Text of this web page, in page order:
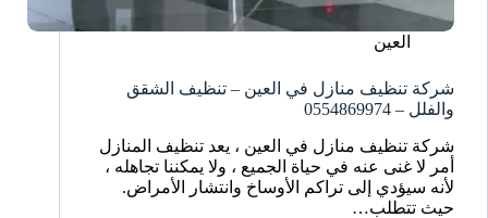
العين
شركة تنظيف منازل في العين – تنظيف الشقق
والفلل – 0554869974
شركة تنظيف منازل في العين ، يعد تنظيف المنازل
أمر لا غنى عنه في حياة الجميع ، ولا يمكننا تجاهله ،
لأنه سيؤدي إلى تراكم الأوساخ وانتشار الأمراض.
حيث تتطلب…